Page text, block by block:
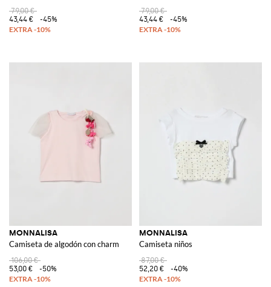
79,00 €
43,44 €
-45%
79,00 €
43,44 €
-45%
MONNALISA
Camiseta de algodón con charm
106,00 €
53,00 €
-50%
MONNALISA
Camiseta niños
87,00 €
52,20 €
-40%